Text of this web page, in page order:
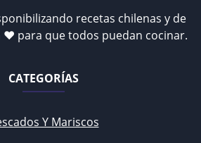
recetas chilenas y de
para que todos puedan cocinar.
CATEGORÍAS
Y Mariscos